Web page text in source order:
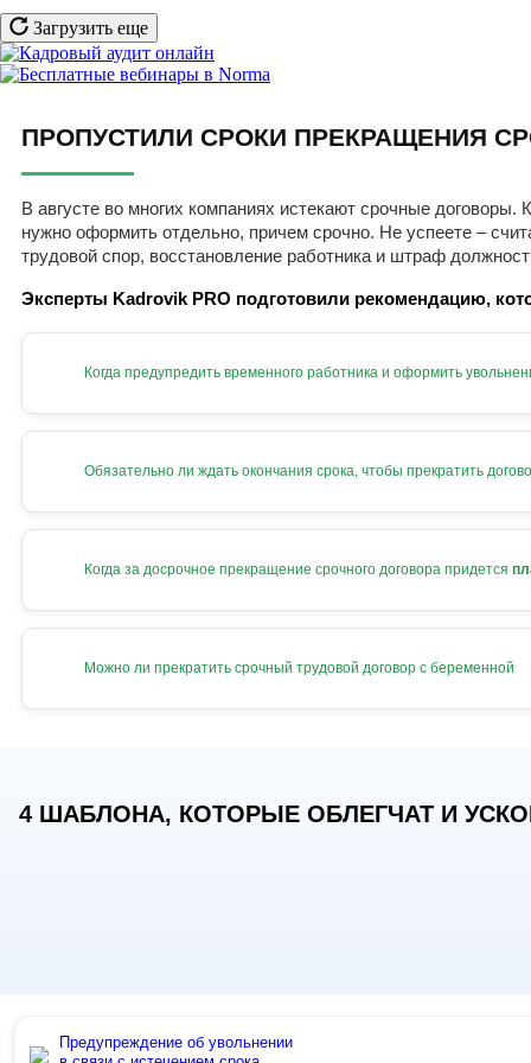
Загрузить еще
ПРОПУСТИЛИ СРОКИ ПРЕКРАЩЕНИЯ
В августе во многих компаниях истекают срочные
нужно оформить отдельно, причем срочно. Не успеете –
трудовой спор, восстановление работника и штраф
Эксперты Kadrovik PRO подготовили рекомендацию,
Когда предупредить временного работника и оформить
Обязательно ли ждать окончания срока, чтобы прекратить
Когда за досрочное прекращение срочного договора придется
Можно ли прекратить срочный трудовой договор с беременной
4 ШАБЛОНА, КОТОРЫЕ ОБЛЕГЧАТ И
Предупреждение об увольнении